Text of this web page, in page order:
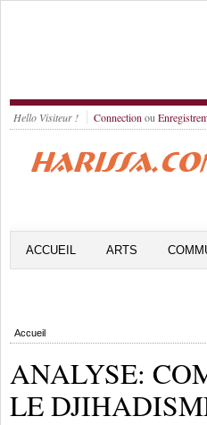
Hello Visiteur ! Connection ou
ACCUEIL ARTS
Accueil
ANALYSE:
LE